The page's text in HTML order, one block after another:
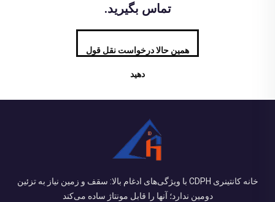
تماس بگیرید.
همین حالا درخواست نقل قول
دهید
خانه کانتینری CDPH با ویژگی‌های ادغام بالا: سقف و زمین نیاز به تزئین
دومین ندارد؛ آنها را قابل مونتاژ ساده می‌کند